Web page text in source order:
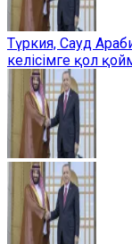
Түркия, Сауд
келісімге қол